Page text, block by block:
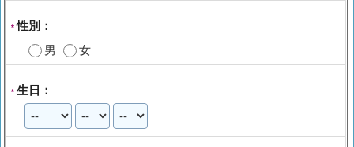
*性別：
男
女
* 生日：